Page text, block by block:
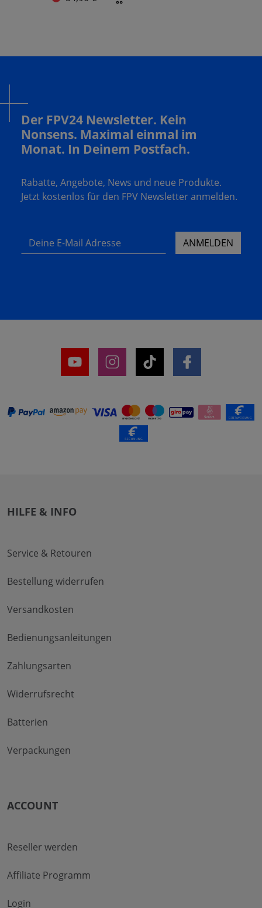
Der FPV24 Newsletter. Kein
Nonsens. Maximal einmal im
Monat. In Deinem Postfach.
Rabatte, Angebote, News und neue Produkte.
Jetzt kostenlos für den FPV Newsletter anmelden.
Deine E-Mail Adresse ANMELDEN
HILFE & INFO
Service & Retouren
Bestellung widerrufen
Versandkosten
Bedienungsanleitungen
Zahlungsarten
Widerrufsrecht
Batterien
Verpackungen
ACCOUNT
Reseller werden
Affiliate Programm
Login